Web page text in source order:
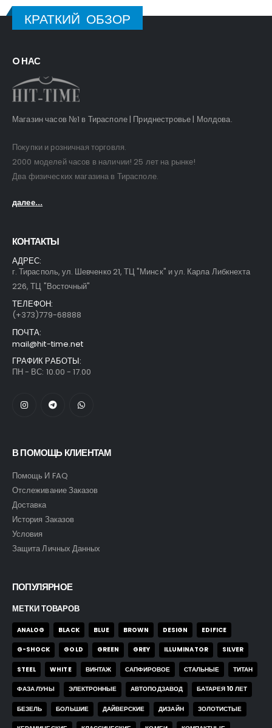
КРАТКИЙ ОБЗОР
O НАС
Магазин часов №1 в Тирасполе | Приднестровье | Молдова.
Покупки и розничная торговля.
2000 моделей часов в наличии! 25 лет на рынке!
Два физических магазина в Тирасполе.
далее...
КОНТАКТЫ
АДРЕС:
г. Тирасполь, ул. Шевченко 21, ТЦ "Минск" и ул. Карла Либкнехта
226, ТЦ "Восточный"
ТЕЛЕФОН:
(+373)779-68888
ПОЧТА:
mail@hit-time.net
ГРАФИК РАБОТЫ:
ПН - ВС: 10.00 - 17.00
В ПОМОЩЬ КЛИЕНТАМ
Помощь И FAQ
Отслеживание Заказов
Доставка
История Заказов
Условия
Защита Личных Данных
ПОПУЛЯРНОЕ
МЕТКИ ТОВАРОВ
ANALOG BLACK BLUE BROWN DESIGN EDIFICE
G-SHOCK GOLD GREEN GREY ILLUMINATOR SILVER
STEEL WHITE ВИНТАЖ САПФИРОВОЕ СТАЛЬНЫЕ ТИТАН
ФАЗА ЛУНЫ ЭЛЕКТРОННЫЕ АВТОПОДЗАВОД БАТАРЕЯ 10 ЛЕТ
БЕЗЕЛЬ БОЛЬШИЕ ДАЙВЕРСКИЕ ДИЗАЙН ЗОЛОТИСТЫЕ